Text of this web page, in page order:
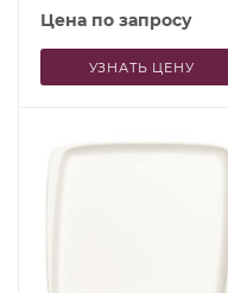
Цена по запросу
УЗНАТЬ ЦЕНУ